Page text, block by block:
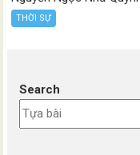
THỜI SỰ
Search